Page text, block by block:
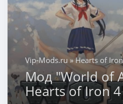
Vip-Mods.ru » Hearts of
Мод "World of
Hearts of Iron